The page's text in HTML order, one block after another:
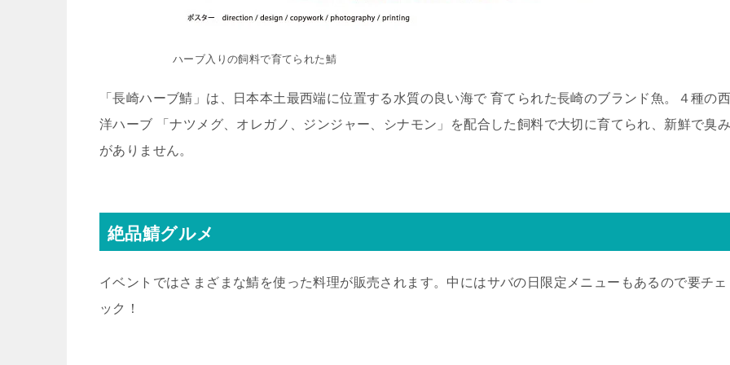
ハーブ入りの飼料で育てられた鯖
「長崎ハーブ鯖」は、日本本土最西端に位置する水質の良い海で 育てられた長崎のブランド魚。４種の
洋ハーブ 「ナツメグ、オレガノ、ジンジャー、シナモン」を配合した飼料で大切に育てられ、新鮮で臭
がありません。
絶品鯖グルメ
イベントではさまざまな鯖を使った料理が販売されます。中にはサバの日限定メニューもあるので要チェ
ック！